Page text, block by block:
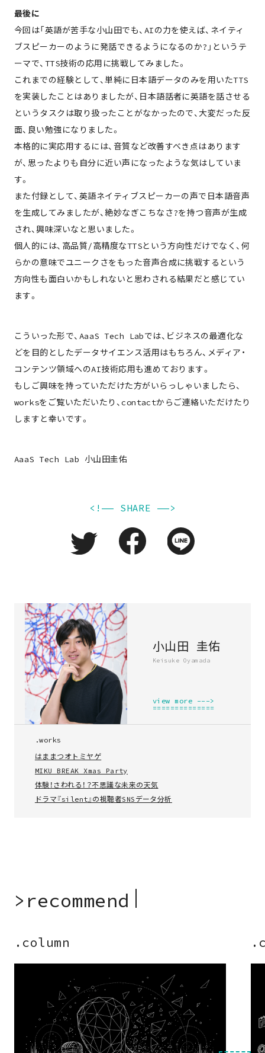
最後に
今回は「英語が苦手な小山田でも、AIの力を使えば、ネイティ
ブスピーカーのように発話できるようになるのか?」というテ
ーマで、TTS技術の応用に挑戦してみました。
これまでの経験として、単純に日本語データのみを用いたTTS
を実装したことはありましたが、日本語話者に英語を話させる
というタスクは取り扱ったことがなかったので、大変だった反
面、良い勉強になりました。
本格的に実応用するには、音質など改善すべき点はあります
が、思ったよりも自分に近い声になったような気はしていま
す。
また付録として、英語ネイティブスピーカーの声で日本語音声
を生成してみましたが、絶妙なぎこちなさ?を持つ音声が生成
され、興味深いなと思いました。
個人的には、高品質/高精度なTTSという方向性だけでなく、何
らかの意味でユニークさをもった音声合成に挑戦するという
方向性も面白いかもしれないと思わされる結果だと感じてい
ます。
こういった形で、AaaS Tech Labでは、ビジネスの最適化な
どを目的としたデータサイエンス活用はもちろん、メディア・
コンテンツ領域へのAI技術応用も進めております。
もしご興味を持っていただけた方がいらっしゃいましたら、
worksをご覧いただいたり、contactからご連絡いただけたり
しますと幸いです。
AaaS Tech Lab 小山田圭佑
<!—— SHARE ——>
小山田 圭佑
Keisuke Oyamada
view more --->
==============
.works
はままつオトミヤゲ
MIKU BREAK Xmas Party
体験！さわれる！？不思議な未来の天気
ドラマ『silent』の視聴者SNSデータ分析
> recommend
.column